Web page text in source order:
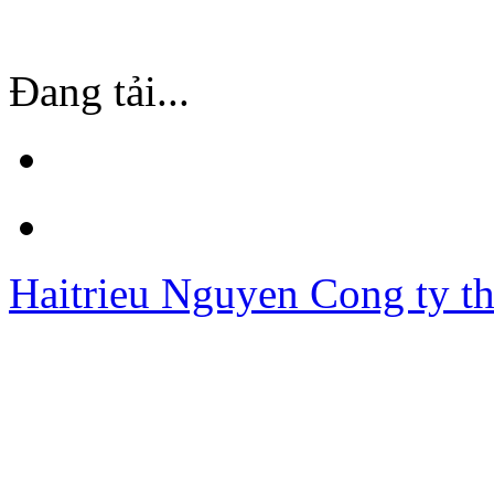
Đang tải...
Haitrieu Nguyen Cong ty